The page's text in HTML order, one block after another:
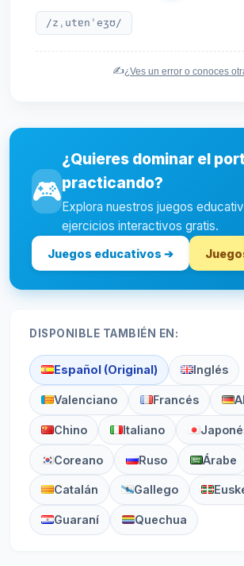
/zˌutɐnˈeʒʊ/
✍️¿Ves un error o conoces
🎮
¿Quieres dominar el
practicando?
Explora nuestros juegos
ejercicios interactivos gratis.
Juegos educativos ➔
DISPONIBLE TAMBIÉN EN:
Español (Original) Inglés
Valenciano Francés
Chino Italiano
Coreano Ruso Árabe
Catalán Gallego
Guaraní Quechua